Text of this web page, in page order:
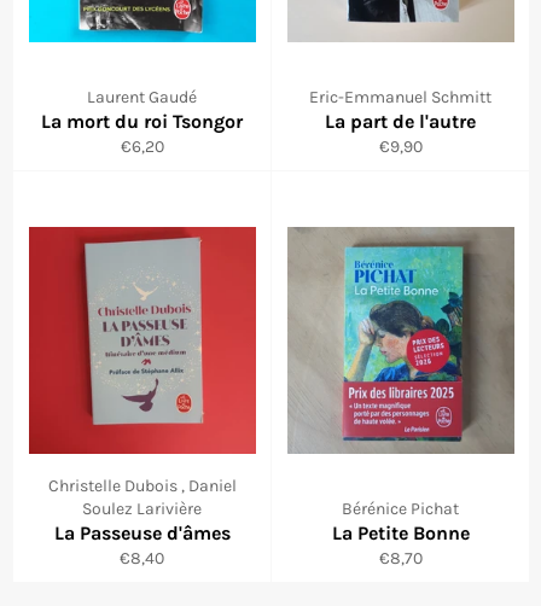
Laurent Gaudé
La mort du roi Tsongor
Prix
€6,20
Eric-Emmanuel Schmitt
La part de l'autre
Prix
€9,90
Christelle Dubois , Daniel
Soulez Larivière
La Passeuse d'âmes
Prix
€8,40
Bérénice Pichat
La Petite Bonne
Prix
€8,70